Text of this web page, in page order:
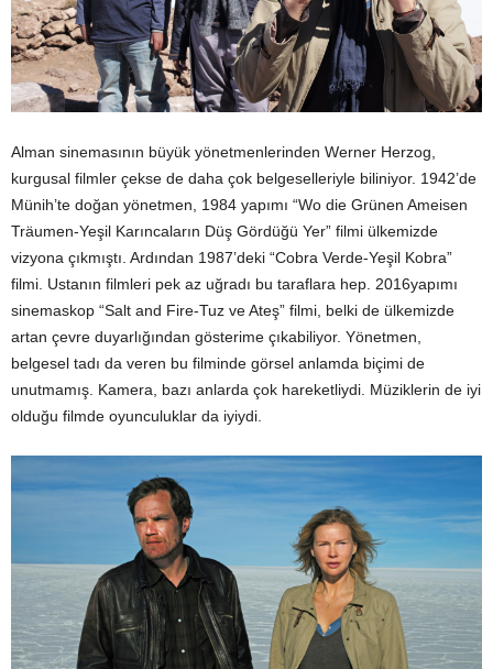
Alman sinemasının büyük yönetmenlerinden Werner Herzog,
kurgusal filmler çekse de daha çok belgeselleriyle biliniyor. 1942’de
Münih’te doğan yönetmen, 1984 yapımı “Wo die Grünen Ameisen
Träumen-Yeşil Karıncaların Düş Gördüğü Yer” filmi ülkemizde
vizyona çıkmıştı. Ardından 1987’deki “Cobra Verde-Yeşil Kobra”
filmi. Ustanın filmleri pek az uğradı bu taraflara hep. 2016yapımı
sinemaskop “Salt and Fire-Tuz ve Ateş” filmi, belki de ülkemizde
artan çevre duyarlığından gösterime çıkabiliyor. Yönetmen,
belgesel tadı da veren bu filminde görsel anlamda biçimi de
unutmamış. Kamera, bazı anlarda çok hareketliydi. Müziklerin de iyi
olduğu filmde oyunculuklar da iyiydi.